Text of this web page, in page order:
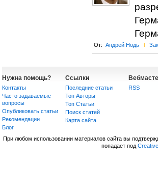
От: Андрей Нодь l
Нужна помощь?
Контакты
Часто задаваемые
вопросы
Опубликовать статьи
Рекомендации
Блог
Ссылки
Последние статьи
Топ Авторы
Топ Статьи
Поиск статей
Карта сайта
RSS
При любом использовании материалов сайта вы
попадает под